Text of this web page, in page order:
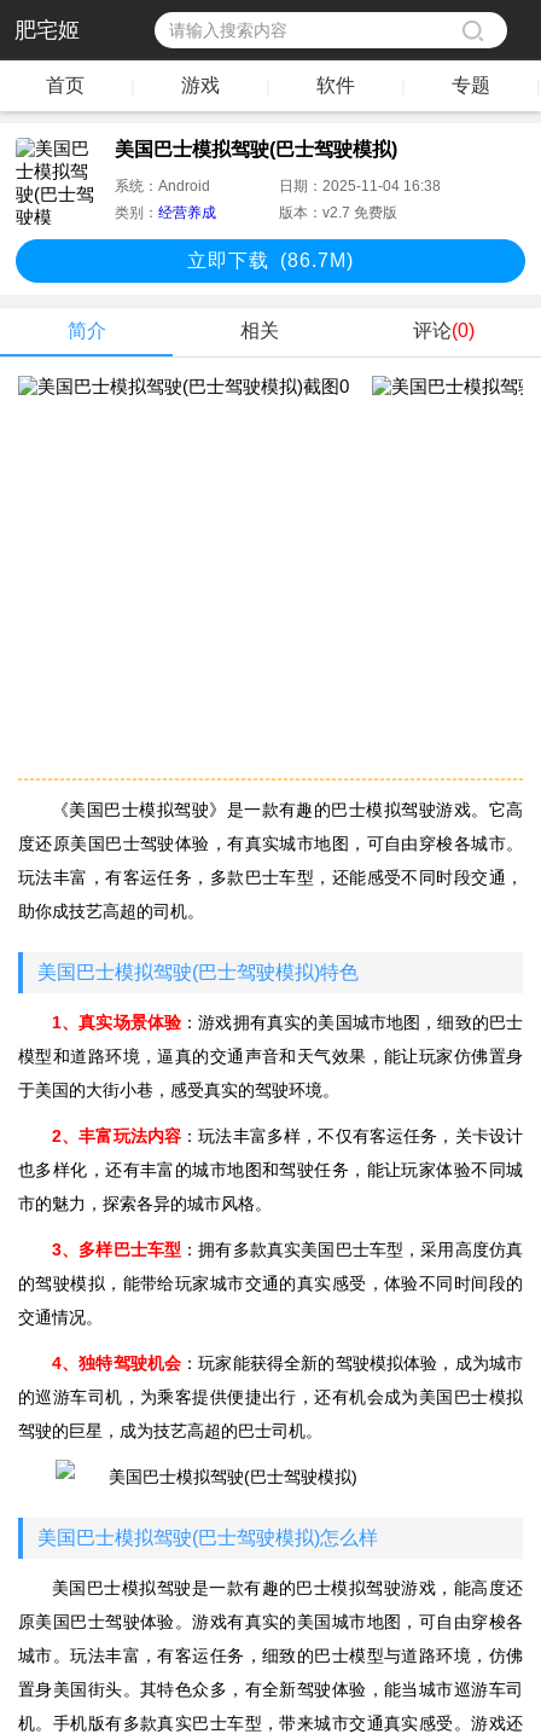
肥宅姬
首页 游戏 软件 专题
美国巴士模拟驾驶(巴士驾驶模拟)
系统：Android 日期：2025-11-04 16:38
类别：经营养成 版本：v2.7 免费版
立即下载 (86.7M)
简介 相关 评论(0)
《美国巴士模拟驾驶》是一款有趣的巴士模拟驾驶游戏。它高
度还原美国巴士驾驶体验，有真实城市地图，可自由穿梭各城市。
玩法丰富，有客运任务，多款巴士车型，还能感受不同时段交通，
助你成技艺高超的司机。
美国巴士模拟驾驶(巴士驾驶模拟)特色
1、真实场景体验 ：游戏拥有真实的美国城市地图，细致的巴士
模型和道路环境，逼真的交通声音和天气效果，能让玩家仿佛置身
于美国的大街小巷，感受真实的驾驶环境。
2、丰富玩法内容 ：玩法丰富多样，不仅有客运任务，关卡设计
也多样化，还有丰富的城市地图和驾驶任务，能让玩家体验不同城
市的魅力，探索各异的城市风格。
3、多样巴士车型 ：拥有多款真实美国巴士车型，采用高度仿真
的驾驶模拟，能带给玩家城市交通的真实感受，体验不同时间段的
交通情况。
4、独特驾驶机会 ：玩家能获得全新的驾驶模拟体验，成为城市
的巡游车司机，为乘客提供便捷出行，还有机会成为美国巴士模拟
驾驶的巨星，成为技艺高超的巴士司机。
美国巴士模拟驾驶(巴士驾驶模拟)怎么样
美国巴士模拟驾驶是一款有趣的巴士模拟驾驶游戏，能高度还
原美国巴士驾驶体验。游戏有真实的美国城市地图，可自由穿梭各
城市。玩法丰富，有客运任务，细致的巴士模型与道路环境，仿佛
置身美国街头。其特色众多，有全新驾驶体验，能当城市巡游车司
机。手机版有多款真实巴士车型，带来城市交通真实感受。游戏还